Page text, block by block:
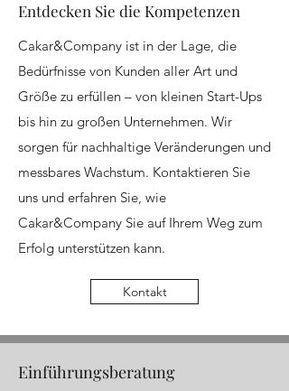
Entdecken Sie die Kompetenzen
Cakar&Company ist in der Lage, die
Bedürfnisse von Kunden aller Art und
Größe zu erfüllen – von kleinen Start-Ups
bis hin zu großen Unternehmen. Wir
sorgen für nachhaltige Veränderungen und
messbares Wachstum. Kontaktieren Sie
uns und erfahren Sie, wie
Cakar&Company Sie auf Ihrem Weg zum
Erfolg unterstützen kann.
Kontakt
Einführungsberatung